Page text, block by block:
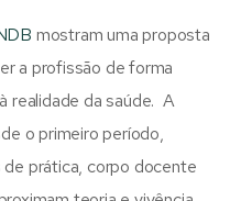
mostram uma proposta
a profissão de forma
realidade da saúde. A
o primeiro período,
prática, corpo docente